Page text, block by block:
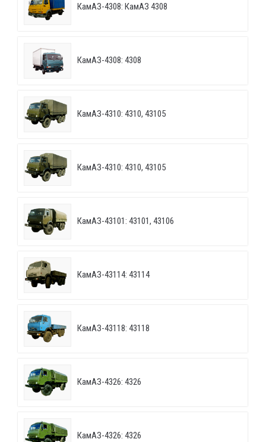
КамАЗ-4308: КамАЗ 4308
КамАЗ-4308: 4308
КамАЗ-4310: 4310, 43105
КамАЗ-4310: 4310, 43105
КамАЗ-43101: 43101, 43106
КамАЗ-43114: 43114
КамАЗ-43118: 43118
КамАЗ-4326: 4326
КамАЗ-4326: 4326